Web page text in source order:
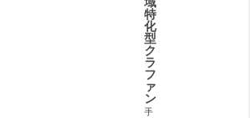
特
化
型
ク
ラ
フ
ァ
ン
手